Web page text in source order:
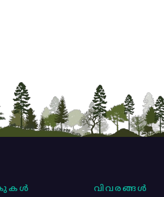
വിവരങ്ങൾ